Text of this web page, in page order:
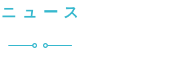
ニュース